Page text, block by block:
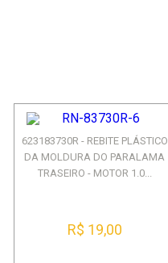
623183730R - REBITE PLÁSTICO
DA MOLDURA DO PARALAMA
TRASEIRO - MOTOR 1.0...
R$ 19,00